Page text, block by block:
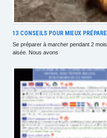
13 CONSEILS POUR MIEUX
Se préparer à marcher pendant 2
aisée. Nous avons